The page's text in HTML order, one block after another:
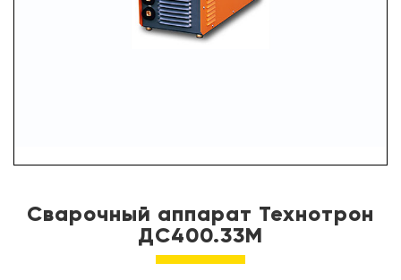
КОНТАКТЫ
Сварочный аппарат Технотрон
ДC400.33М